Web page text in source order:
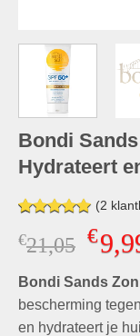
Bondi
Hydrateert
Gewaardeerd
5.00op 5
gebaseerd
waardering
(2
€21,05
prijs
was:
€
Bondi Sands
bescherming
en hydrateert je